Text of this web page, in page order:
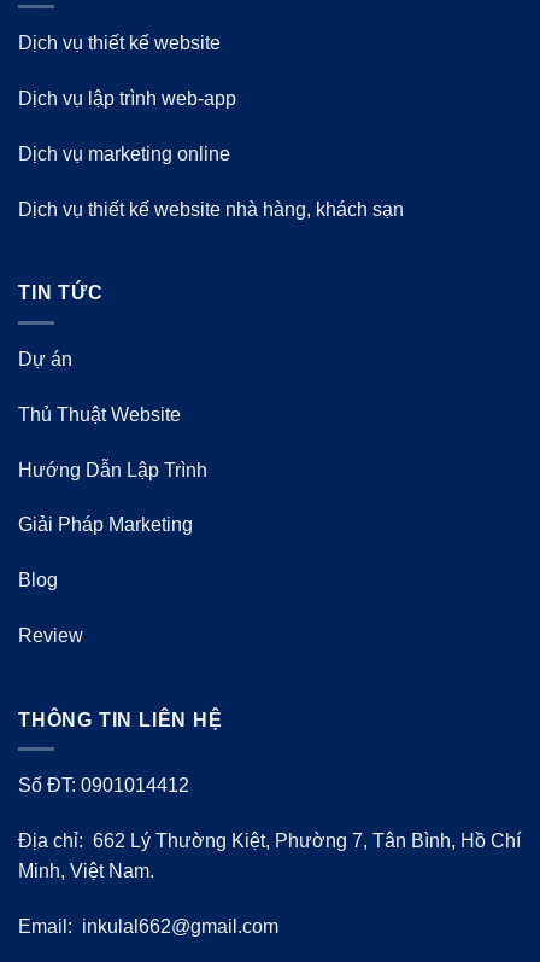
Dịch vụ thiết kế website
Dịch vụ lập trình web-app
Dịch vụ marketing online
Dịch vụ thiết kế website nhà hàng, khách sạn
TIN TỨC
Dự án
Thủ Thuật Website
Hướng Dẫn Lập Trình
Giải Pháp Marketing
Blog
Review
THÔNG TIN LIÊN HỆ
Số ĐT: 0901014412
Địa chỉ: 662 Lý Thường Kiệt, Phường 7, Tân Bình, Hồ Chí
Minh, Việt Nam.
Email: inkulal662@gmail.com